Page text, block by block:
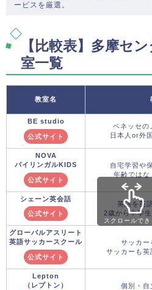
ービスを厳選。
【比較表】多摩セ
室一覧
教室名
BE studio
公式サイト
ベネッセの
日本人or外
NOVA
バイリンガルKIDS
公式サイト
自宅学習や
年齢ではな
シェーン英会話
公式サイト
英語を英
2歳から中学
グローバルアスリート
英語サッカースクール
公式サイト
サッカー
サッカーも英
Lepton
（レプトン）
個別・自
スクロールでき